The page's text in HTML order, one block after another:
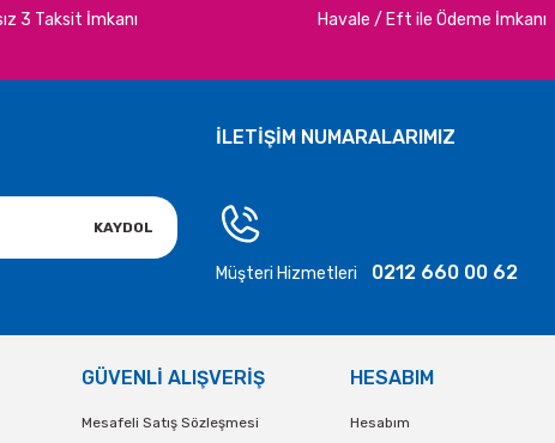
3 Taksit İmkanı Havale / Eft ile Ödeme İmkanı
KAYDOL
İLETİŞİM NUMARALARIMIZ
Müşteri Hizmetleri 0212 660 00 62
GÜVENLİ ALIŞVERİŞ
Mesafeli Satış Sözleşmesi
HESABIM
Hesabım